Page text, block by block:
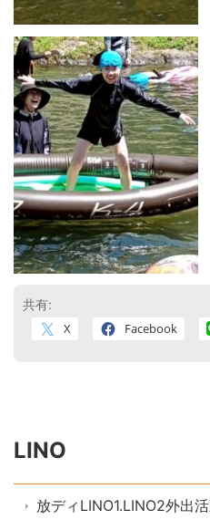
共有:
X Facebook
LINO
放ディLINO1.LINO2外